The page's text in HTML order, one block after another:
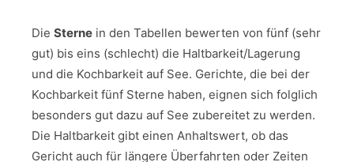
Die Sterne in den Tabellen bewerten von fünf (sehr
gut) bis eins (schlecht) die Haltbarkeit/Lagerung
und die Kochbarkeit auf See. Gerichte, die bei der
Kochbarkeit fünf Sterne haben, eignen sich folglich
besonders gut dazu auf See zubereitet zu werden.
Die Haltbarkeit gibt einen Anhaltswert, ob das
Gericht auch für längere Überfahrten oder Zeiten